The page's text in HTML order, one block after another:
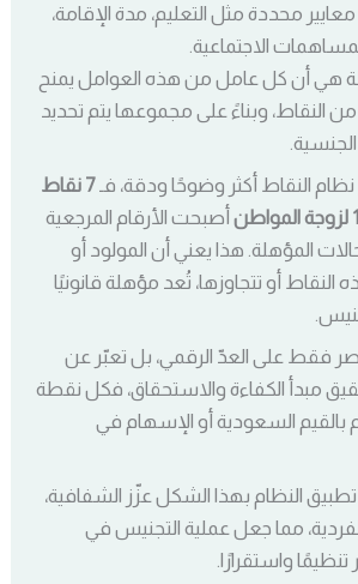
محددة مثل التعليم، مدة الإقامة،
الاجتماعية.
هي أن كل عامل من هذه العوامل يمنح
النقاط، وبناءً على مجموعها يتم تحديد
7 نقاط
أصبحت الأرقام المرجعية
المؤهلة. هذا يعني أن المولود أو
النقاط أو تتجاوزها، تُعد مؤهلة قانونيًا
فقط على العدّ الرقمي، بل تعبّر عن
مبدأ الكفاءة والاستحقاق، فكل نقطة
بالقيم السعودية أو الإسهام في
تطبيق النظام بهذا الشكل عزّز الشفافية،
مما جعل عملية التجنيس في